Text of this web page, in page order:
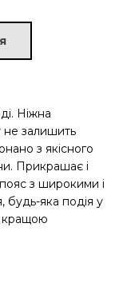
Ніжна
не залишить
з якісного
Прикрашає і
з широкими і
будь-яка подія у
кращою